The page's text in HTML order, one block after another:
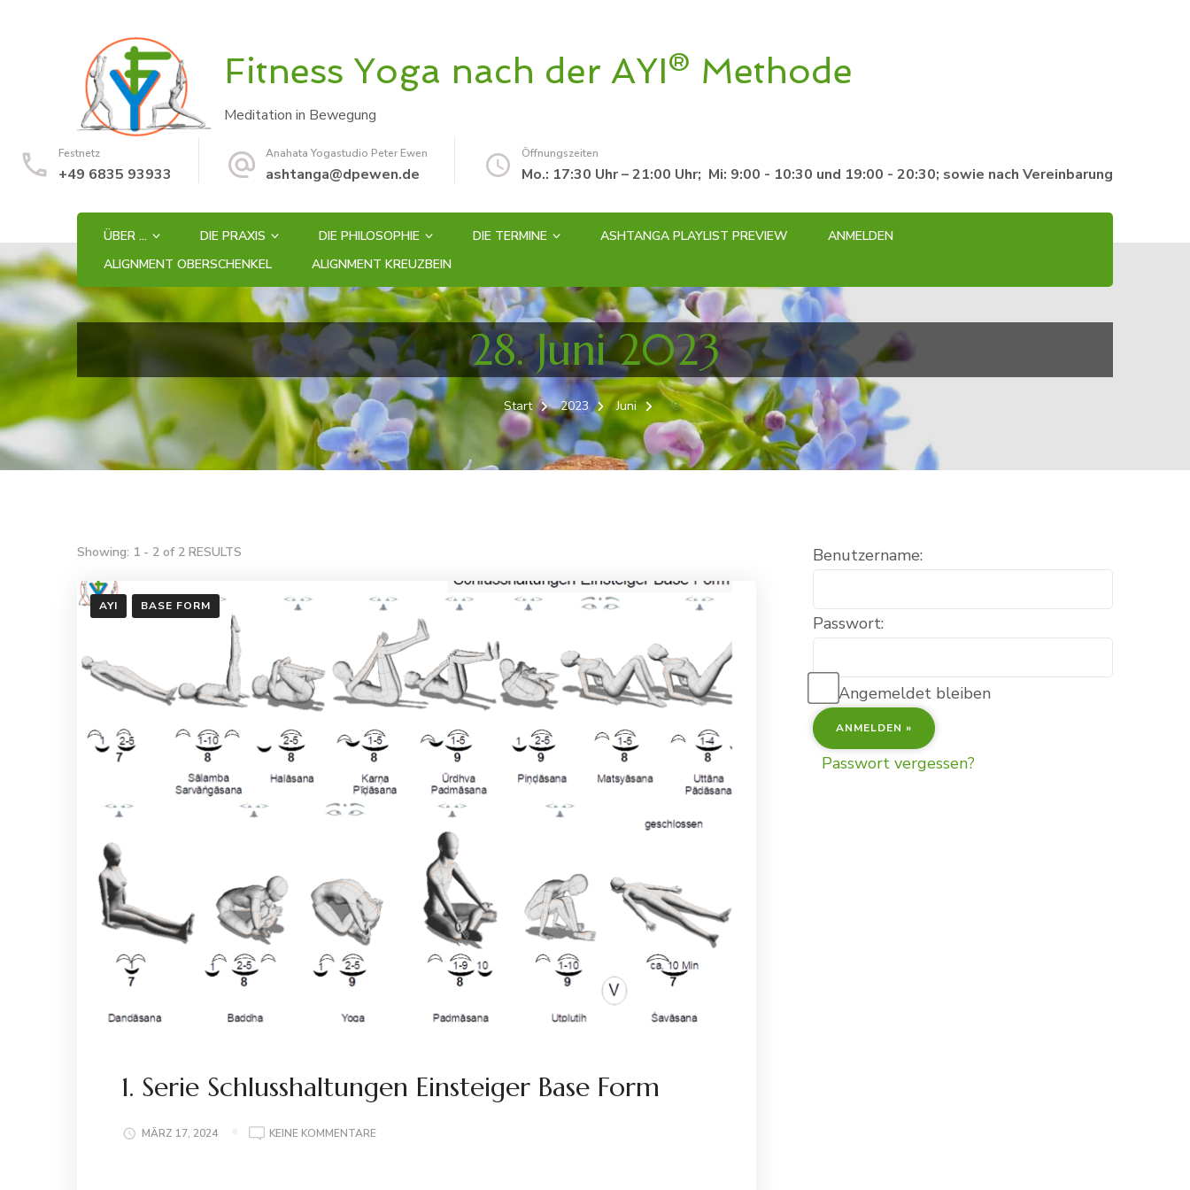
Fitness Yoga nach der AYI® Methode
Meditation in Bewegung
Festnetz
+49 6835 93933
Anahata Yogastudio Peter Ewen
ashtanga@dpewen.de
Öffnungszeiten
Mo.: 17:30 Uhr – 21:00 Uhr; Mi: 9:00 - 10:30 und 19:00 - 20:30; sowie nach Vereinbarung
ÜBER … DIE PRAXIS DIE PHILOSOPHIE DIE TERMINE ASHTANGA PLAYLIST PREVIEW
ANMELDEN
ALIGNMENT OBERSCHENKEL
ALIGNMENT KREUZBEIN
28. Juni 2023
Start 2023 Juni 28.
Showing: 1 - 2 of 2 RESULTS
AYI BASE FORM
1. Serie Schlusshaltungen Einsteiger Base Form
MÄRZ 17, 2024 KEINE KOMMENTAREZU
Benutzername:
Passwort:
Angemeldet bleiben
Passwort vergessen?